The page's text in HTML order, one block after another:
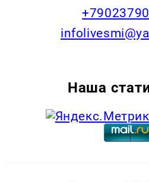
Наша